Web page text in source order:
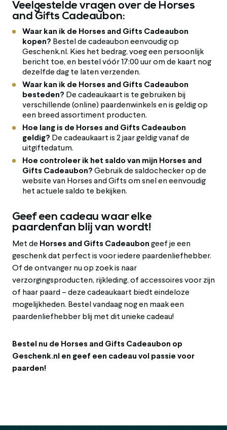
Veelgestelde vragen over de Horses
and Gifts Cadeaubon:
Waar kan ik de Horses and Gifts Cadeaubon
kopen? Bestel de cadeaubon eenvoudig op
Geschenk.nl. Kies het bedrag, voeg een persoonlijk
bericht toe, en bestel vóór 17:00 uur om de kaart nog
dezelfde dag te laten verzenden.
Waar kan ik de Horses and Gifts Cadeaubon
besteden? De cadeaukaart is te gebruiken bij
verschillende (online) paardenwinkels en is geldig op
een breed assortiment producten.
Hoe lang is de Horses and Gifts Cadeaubon
geldig? De cadeaukaart is 2 jaar geldig vanaf de
uitgiftedatum.
Hoe controleer ik het saldo van mijn Horses and
Gifts Cadeaubon? Gebruik de saldochecker op de
website van Horses and Gifts om snel en eenvoudig
het actuele saldo te bekijken.
Geef een cadeau waar elke
paardenfan blij van wordt!
Met de Horses and Gifts Cadeaubon geef je een
geschenk dat perfect is voor iedere paardenliefhebber.
Of de ontvanger nu op zoek is naar
verzorgingsproducten, rijkleding, of accessoires voor zijn
of haar paard – deze cadeaukaart biedt eindeloze
mogelijkheden. Bestel vandaag nog en maak een
paardenliefhebber blij met dit unieke cadeau!
Bestel nu de Horses and Gifts Cadeaubon op
Geschenk.nl en geef een cadeau vol passie voor
paarden!